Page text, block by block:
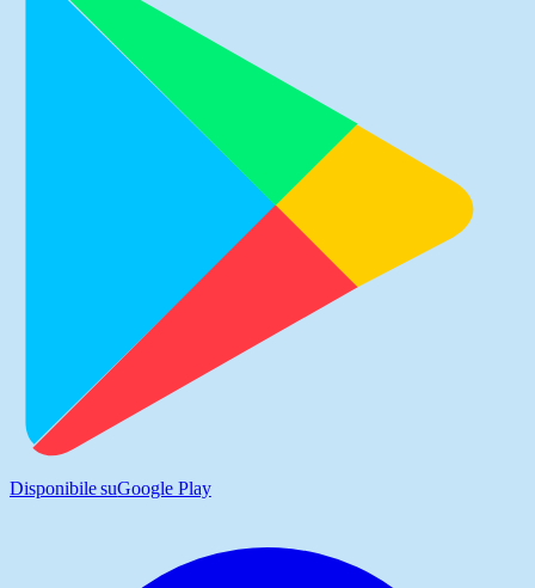
Disponibile suGoogle Play